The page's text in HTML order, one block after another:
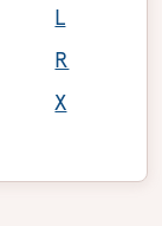
L
R
X